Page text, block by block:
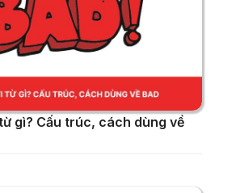
gì? Cấu trúc, cách dùng về